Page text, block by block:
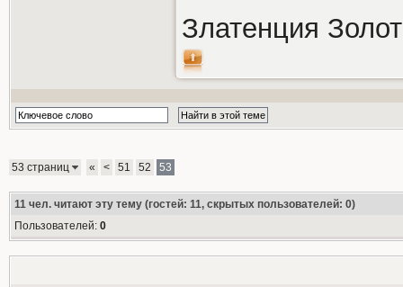
Златенция
53 страниц « < 51 52 53
11чел. читают эту тему (гостей: 11, скрытых пользователей: 0)
Пользователей: 0